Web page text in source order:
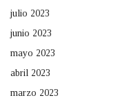
julio 2023
junio 2023
mayo 2023
abril 2023
marzo 2023